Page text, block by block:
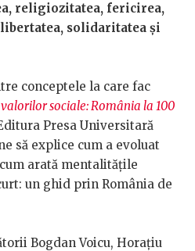
religiozitatea, fericirea,
solidaritatea și
conceptele la care fac
sociale: România la 100
Presa Universitară
să explice cum a evoluat
arată mentalitățile
un ghid prin România de
Bogdan Voicu, Horațiu